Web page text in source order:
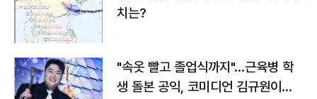
치는?
"속옷 빨고 졸업식까지"…근육병 학
생 돌본 공익, 코미디언 김규원이었